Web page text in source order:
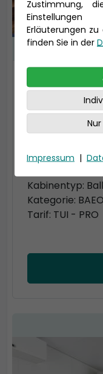
2-Bett
Wohnfläche
Ausstattung:
Maschine,
Balkon mit
Kabinentyp:
Kategorie: BAEO
Tarif: TUI - PRO
Zustimmung,
Erläuterungen
finden Sie in der
Impressum |